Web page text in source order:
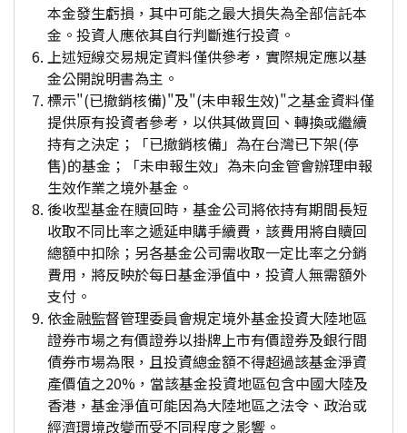
本金發生虧損，其中可能之最大損失為全部信託本
金。投資人應依其自行判斷進行投資。
上述短線交易規定資料僅供參考，實際規定應以基
金公開說明書為主。
標示"(已撤銷核備)"及"(未申報生效)"之基金資料僅
提供原有投資者參考，以供其做買回、轉換或繼續
持有之決定；「已撤銷核備」為在台灣已下架(停
售)的基金；「未申報生效」為未向金管會辦理申報
生效作業之境外基金。
後收型基金在贖回時，基金公司將依持有期間長短
收取不同比率之遞延申購手續費，該費用將自贖回
總額中扣除；另各基金公司需收取一定比率之分銷
費用，將反映於每日基金淨值中，投資人無需額外
支付。
依金融監督管理委員會規定境外基金投資大陸地區
證券市場之有價證券以掛牌上市有價證券及銀行間
債券市場為限，且投資總金額不得超過該基金淨資
產價值之20%，當該基金投資地區包含中國大陸及
香港，基金淨值可能因為大陸地區之法令、政治或
經濟環境改變而受不同程度之影響。